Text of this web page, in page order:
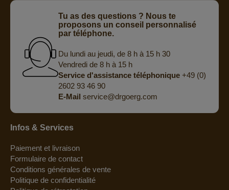
Tu as des questions ? Nous te
proposons un conseil personnalisé
par téléphone.
Du lundi au jeudi, de 8 h à 15 h 30
Vendredi de 8 h à 15 h
Service d'assistance téléphonique+49 (0)
2602 93 46 90
E-Mail service@drgoerg.com
Infos & Services
Paiement et livraison
Formulaire de contact
Conditions générales de vente
Politique de confidentialité